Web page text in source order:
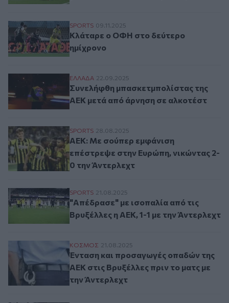
Κλάταρε ο ΟΦΗ στο δεύτερο ημίχρονο
SPORTS 09.11.2025
Κλάταρε ο ΟΦΗ στο δεύτερο
ημίχρονο
Συνελήφθη μπασκετμπολίστας της ΑΕΚ
ΕΛΛAΔΑ 22.09.2025
Συνελήφθη μπασκετμπολίστας της
ΑΕΚ μετά από άρνηση σε αλκοτέστ
ΑΕΚ: Με σούπερ εμφάνιση επέστρεψε
SPORTS 28.08.2025
ΑΕΚ: Με σούπερ εμφάνιση
επέστρεψε στην Ευρώπη, νικώντας 2-
0 την Άντερλεχτ
"Απέδρασε" με ισοπαλία από τις
SPORTS 21.08.2025
"Απέδρασε" με ισοπαλία από τις
Βρυξέλλες η ΑΕΚ, 1-1 με την Άντερλεχτ
Ένταση και προσαγωγές οπαδών της ΑΕΚ
ΚΟΣΜΟΣ 21.08.2025
Ένταση και προσαγωγές οπαδών της
ΑΕΚ στις Βρυξέλλες πριν το ματς με
την Άντερλεχτ